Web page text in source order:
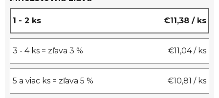
1 - 2 ks €11,38 / ks
3 - 4 ks = zľava 3 % €11,04/ ks
5 a viac ks = zľava 5 % €10,81 / ks